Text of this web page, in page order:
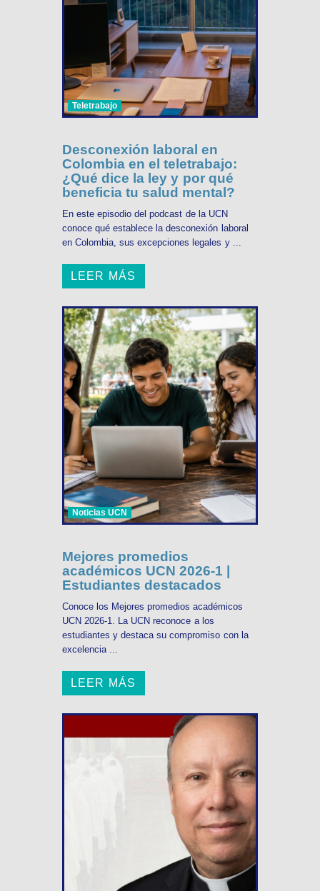
Teletrabajo
Desconexión laboral en
Colombia en el teletrabajo:
¿Qué dice la ley y por qué
beneficia tu salud mental?
En este episodio del podcast de la UCN
conoce qué establece la desconexión laboral
en Colombia, sus excepciones legales y ...
LEER MÁS
Noticias UCN
Mejores promedios
académicos UCN 2026-1 |
Estudiantes destacados
Conoce los Mejores promedios académicos
UCN 2026-1. La UCN reconoce a los
estudiantes y destaca su compromiso con la
excelencia ...
LEER MÁS